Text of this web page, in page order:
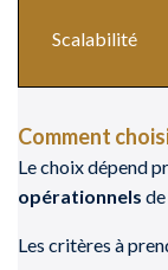
Scalabilité
Comment
Le choix dépend
opérationnels de
Les critères à